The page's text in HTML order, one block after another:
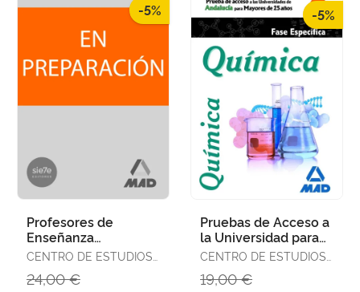
-5%
Profesores de
Enseñanza
Secundaria.
Educativa Plan de
CENTRO DE ESTUDIOS
24,00 €
-5%
Pruebas de Acceso a
la Universidad para
Mayores de 25 Años
Anda
CENTRO DE ESTUDIOS
19,00 €